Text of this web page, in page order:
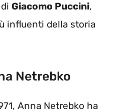
Giacomo Puccini,
influenti della storia
Netrebko
Anna Netrebko ha